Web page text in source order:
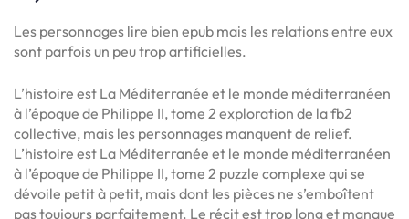
Les personnages lire bien epub mais les relations entre eux
sont parfois un peu trop artificielles.
L’histoire est La Méditerranée et le monde méditerranéen
à l’époque de Philippe II, tome 2 exploration de la fb2
collective, mais les personnages manquent de relief.
L’histoire est La Méditerranée et le monde méditerranéen
à l’époque de Philippe II, tome 2 puzzle complexe qui se
dévoile petit à petit, mais dont les pièces ne s’emboîtent
pas toujours parfaitement. Le récit est trop long et manque